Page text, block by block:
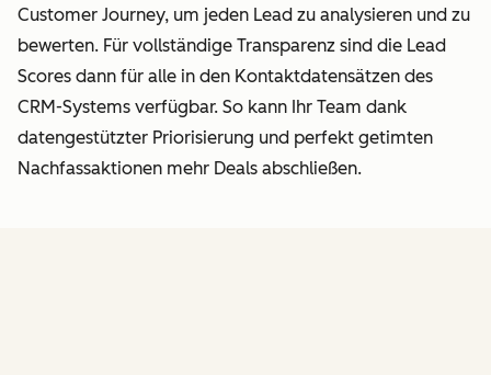
Customer Journey, um jeden Lead zu analysieren und zu
bewerten. Für vollständige Transparenz sind die Lead
Scores dann für alle in den Kontaktdatensätzen des
CRM-Systems verfügbar. So kann Ihr Team dank
datengestützter Priorisierung und perfekt getimten
Nachfassaktionen mehr Deals abschließen.